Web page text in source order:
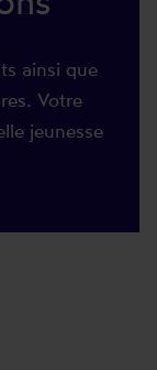
ainsi que
Votre
jeunesse